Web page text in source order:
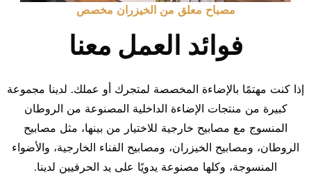
مصباح معلق من الخيزران مخصص
فوائد العمل معنا
إذا كنت مهتمًا بالإضاءة المخصصة لمتجرك أو عملك. لدينا مجموعة
كبيرة من منتجات الإضاءة الداخلية المصنوعة من الروطان
المنسوج مع مصابيح خارجية للاختيار من بينها، مثل مصابيح
الروطان، ومصابيح الخيزران، ومصابيح الفناء الخارجية، والأضواء
المنسوجة، وكلها مصنوعة يدويًا على يد الحرفيين لدينا.